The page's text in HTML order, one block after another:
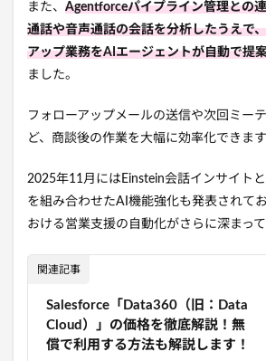
また、 Agentforceパイプライン管理との
通話や音声通話の会話を分析したうえで
アップ業務をAIエージェントが自動で提
ました。
フォローアップメールの送信や次回ミー
ど、商談後の作業を大幅に効率化できます
2025年11月にはEinstein会話インサイト
を組み合わせたAI機能強化も発表されて
おける営業支援の自動化がさらに深まって
関連記事
Salesforce「Data360（旧：Data
Cloud）」の価格を徹底解説！無
償で利用する方法も解説します！